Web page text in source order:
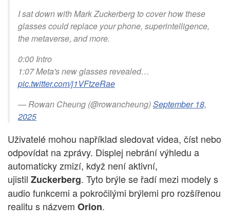
I sat down with Mark Zuckerberg to cover how these
glasses could replace your phone, superintelligence,
the metaverse, and more.
0:00 Intro
1:07 Meta's new glasses revealed…
pic.twitter.com/j1VFtzeRae
— Rowan Cheung (@rowancheung)September 18,
2025
Uživatelé mohou například sledovat videa, číst nebo
odpovídat na zprávy. Displej nebrání výhledu a
automaticky zmizí, když není aktivní,
ujistil Zuckerberg. Tyto brýle se řadí mezi modely s
audio funkcemi a pokročilými brýlemi pro rozšířenou
realitu s názvem Orion.